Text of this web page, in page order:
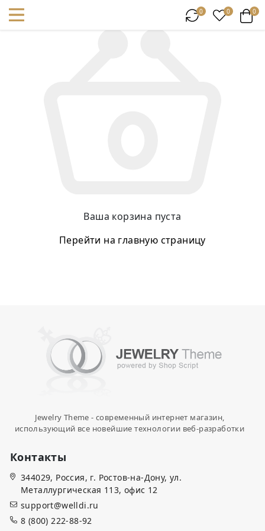
0 0 0
Ваша корзина пуста
Перейти на главную страницу
Jewelry Theme - современный интернет магазин,
использующий все новейшие технологии веб-разработки
Контакты
344029, Россия, г. Ростов-на-Дону, ул.
Металлургическая 113, офис 12
support@welldi.ru
8 (800) 222-88-92